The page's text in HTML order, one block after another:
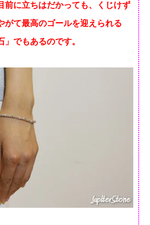
前に立ちはだかっても、くじけず
がて最高のゴールを迎えられる
」でもあるのです。